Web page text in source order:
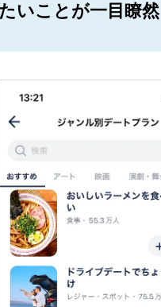
いことが一目瞭然